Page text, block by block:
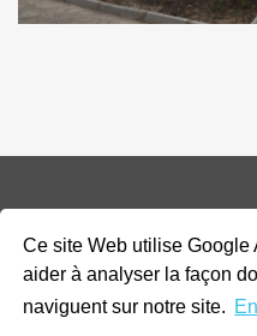
Ce site Web utilise Google
aider à analyser la façon
naviguent sur notre site.
© 2026 Addax & Oryx
La Fondation Projets